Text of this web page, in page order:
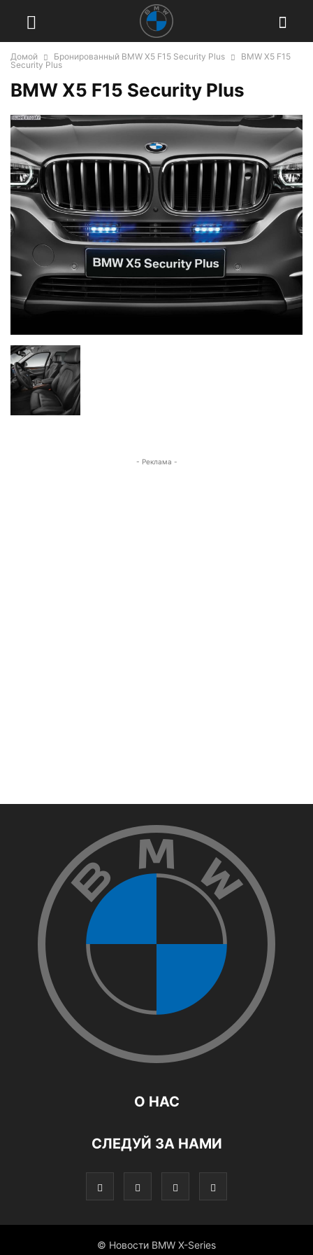
Домой Бронированный BMW X5 F15 Security Plus
BMW X5 F15
Security Plus
BMW X5 F15 Security Plus
- Реклама -
О НАС
СЛЕДУЙ ЗА НАМИ
© Новости BMW X-Series